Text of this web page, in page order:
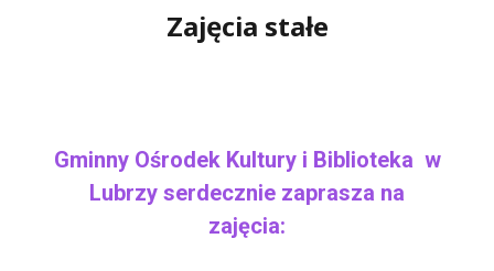
Zajęcia stałe
Gminny Ośrodek Kultury i Biblioteka w
Lubrzy serdecznie zaprasza na
zajęcia: